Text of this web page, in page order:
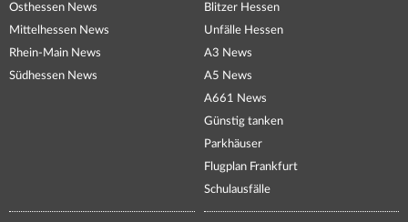
Osthessen News
Mittelhessen News
Rhein-Main News
Südhessen News
Blitzer Hessen
Unfälle Hessen
A3 News
A5 News
A661 News
Günstig tanken
Parkhäuser
Flugplan Frankfurt
Schulausfälle